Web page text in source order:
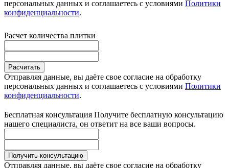
персональных данных и соглашаетесь с условиями Политики
конфиденциальности.
Расчет количества плитки
Расчитать
Отправляя данные, вы даёте свое согласие на обработку
персональных данных и соглашаетесь с условиями Политики
конфиденциальности.
Бесплатная консультация Получите бесплатную консультацию
нашего специалиста, он ответит на все ваши вопросы.
Получить консультацию
Отправляя данные, вы даёте свое согласие на обработку